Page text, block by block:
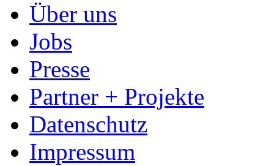
Über uns
Jobs
Presse
Partner + Projekte
Datenschutz
Impressum